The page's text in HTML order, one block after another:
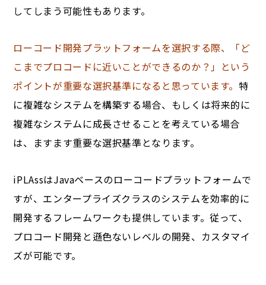
してしまう可能性もあります。
ローコード開発プラットフォームを選択する際、「ど
こまでプロコードに近いことができるのか？」という
ポイントが重要な選択基準になると思っています。 特
に複雑なシステムを構築する場合、もしくは将来的に
複雑なシステムに成長させることを考えている場合
は、ますます重要な選択基準となります。
iPLAssはJavaベースのローコードプラットフォームで
すが、エンタープライズクラスのシステムを効率的に
開発するフレームワークも提供しています。従って、
プロコード開発と遜色ないレベルの開発、カスタマイ
ズが可能です。